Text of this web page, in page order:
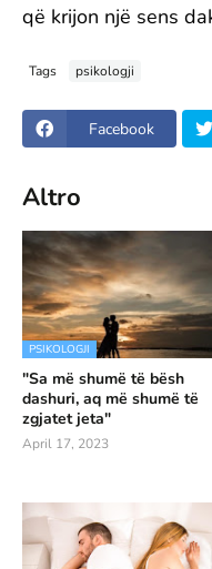
që krijon një sens
Tags psikologji
Facebook
Altro
PSIKOLOGJI
"Sa më shumë të bësh
dashuri, aq më shumë të
zgjatet jeta"
April 17, 2023